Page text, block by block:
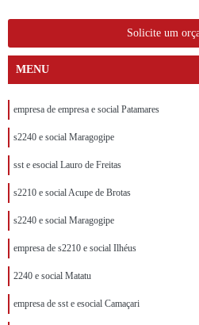
Solicite um
MENU
empresa de empresa e social Patamares
s2240 e social Maragogipe
sst e esocial Lauro de Freitas
s2210 e social Acupe de Brotas
s2240 e social Maragogipe
empresa de s2210 e social Ilhéus
2240 e social Matatu
empresa de sst e esocial Camaçari